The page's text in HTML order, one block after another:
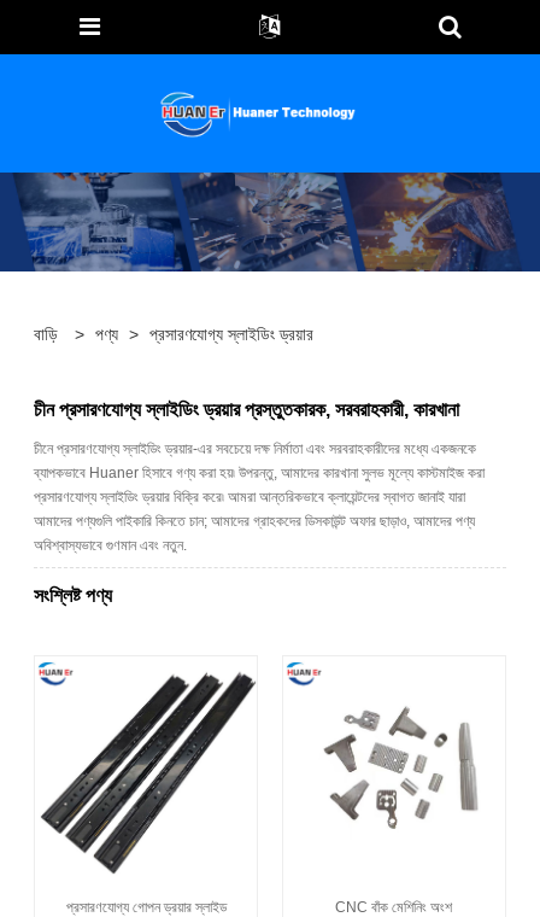
বাড়ি > পণ্য > প্রসারণযোগ্য স্লাইডিং ড্রয়ার
চীন প্রসারণযোগ্য স্লাইডিং ড্রয়ার প্রস্তুতকারক, সরবরাহকারী, কারখানা
চীনে প্রসারণযোগ্য স্লাইডিং ড্রয়ার-এর সবচেয়ে দক্ষ নির্মাতা এবং সরবরাহকারীদের মধ্যে একজনকে
ব্যাপকভাবে Huaner হিসাবে গণ্য করা হয়৷ উপরন্তু, আমাদের কারখানা সুলভ মূল্যে কাস্টমাইজ করা
প্রসারণযোগ্য স্লাইডিং ড্রয়ার বিক্রি করে৷ আমরা আন্তরিকভাবে ক্লায়েন্টদের স্বাগত জানাই যারা
আমাদের পণ্যগুলি পাইকারি কিনতে চান; আমাদের গ্রাহকদের ডিসকাউন্ট অফার ছাড়াও, আমাদের পণ্য
অবিশ্বাস্যভাবে গুণমান এবং নতুন.
সংশ্লিষ্ট পণ্য
প্রসারণযোগ্য গোপন ড্রয়ার স্লাইড CNC বাঁক মেশিনিং অংশ